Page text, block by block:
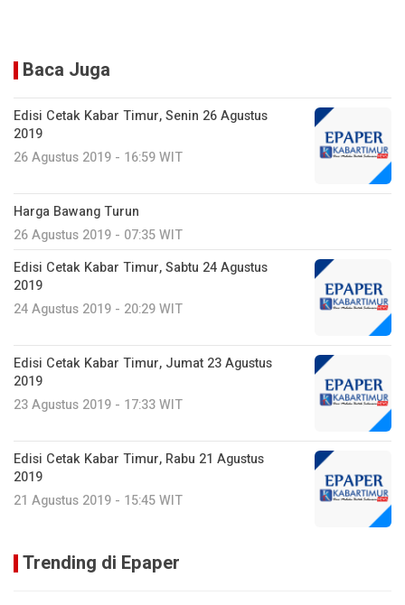
Baca Juga
Edisi Cetak Kabar Timur, Senin 26 Agustus
2019
26 Agustus 2019 - 16:59 WIT
Harga Bawang Turun
26 Agustus 2019 - 07:35 WIT
Edisi Cetak Kabar Timur, Sabtu 24 Agustus
2019
24 Agustus 2019 - 20:29 WIT
Edisi Cetak Kabar Timur, Jumat 23 Agustus
2019
23 Agustus 2019 - 17:33 WIT
Edisi Cetak Kabar Timur, Rabu 21 Agustus
2019
21 Agustus 2019 - 15:45 WIT
Trending di Epaper